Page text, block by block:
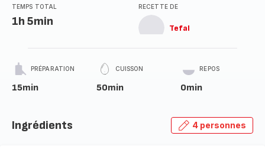
TEMPS TOTAL
1h 5min
RECETTE DE
Tefal
PRÉPARATION
15min
CUISSON
50min
REPOS
0min
Ingrédients 4 personnes